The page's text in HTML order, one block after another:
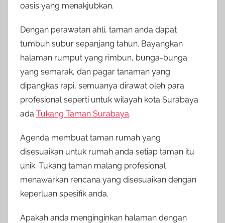
oasis yang menakjubkan.
Dengan perawatan ahli, taman anda dapat
tumbuh subur sepanjang tahun. Bayangkan
halaman rumput yang rimbun, bunga-bunga
yang semarak, dan pagar tanaman yang
dipangkas rapi, semuanya dirawat oleh para
profesional seperti untuk wilayah kota Surabaya
ada Tukang Taman Surabaya.
Agenda membuat taman rumah yang
disesuaikan untuk rumah anda setiap taman itu
unik. Tukang taman malang profesional
menawarkan rencana yang disesuaikan dengan
keperluan spesifik anda.
Apakah anda menginginkan halaman dengan